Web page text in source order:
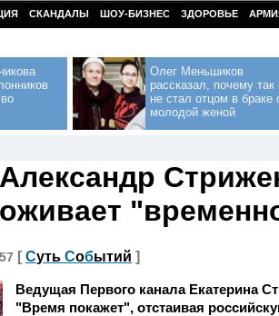
СКАНДАЛЫ ШОУ-БИЗНЕС ЗДОРОВЬЕ
Олег Меньшиков
рассказал, почему так
не стал отцом в браке
молодой женой
[ Суть Событий ]
Ведущая Первого канала Екатерина
"Время покажет", отстаивая